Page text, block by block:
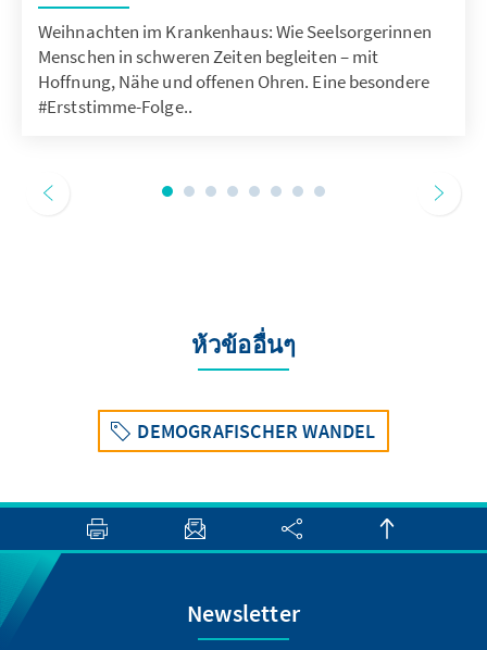
Weihnachten im Krankenhaus: Wie Seelsorgerinnen
Menschen in schweren Zeiten begleiten – mit
Hoffnung, Nähe und offenen Ohren. Eine besondere
#Erststimme-Folge..
ห้วข้ออื่นๆ
DEMOGRAFISCHER WANDEL
Newsletter